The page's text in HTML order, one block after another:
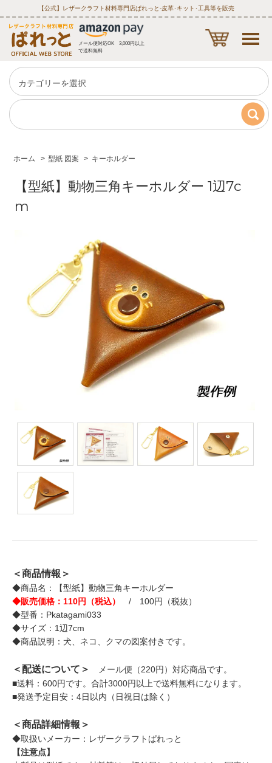
【公式】レザークラフト材料専門店ぱれっと‐皮革･キット･工具等を販売
メール便対応OK 3,000円以上
で送料無料
ホーム > 型紙 図案 > キーホルダー
【型紙】動物三角キーホルダー 1辺7c
m
＜商品情報＞
◆商品名：【型紙】動物三角キーホルダー
◆販売価格：110円（税込）
/ 100円（税抜）
◆型番：Pkatagami033
◆サイズ：1辺7cm
◆商品説明：犬、ネコ、クマの図案付きです。
＜配送について＞
メール便（220円）対応商品です。
■送料：600円です。合計3000円以上で送料無料になります。
■発送予定目安：4日以内（日祝日は除く）
＜商品詳細情報＞
◆取扱いメーカー：レザークラフトぱれっと
【注意点】